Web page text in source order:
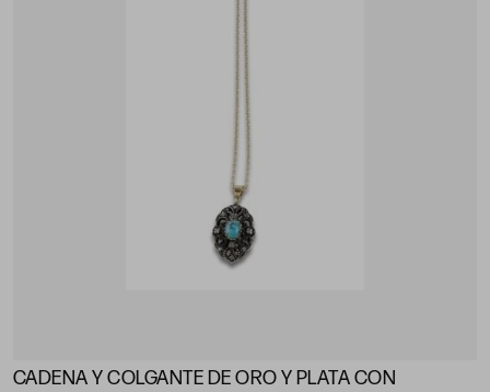
CADENA Y COLGANTE DE ORO Y PLATA CON